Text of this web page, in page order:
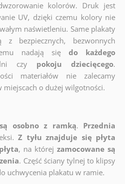
kolorów. Druk jest
UV, dzięki czemu kolory nie
naświetleniu. Same plakaty
bezpiecznych, bezwonnych
nadają siędo każdego
czy pokoju dziecięcego.
materiałów nie zalecamy
miejscach o dużej wilgotności.
osobno z ramką. Przednia
Z tyłu znajduje się płyta
płyta, na której zamocowane są
. Część ściany tylnej to klipsy
uchwycenia plakatu w ramie.